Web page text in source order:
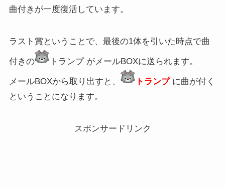
曲付きが一度復活しています。
ラスト賞ということで、最後の1体を引いた時点で曲
付きの トランプ がメールBOXに送られます。
メールBOXから取り出すと、 トランプ に曲が付く
ということになります。
スポンサードリンク